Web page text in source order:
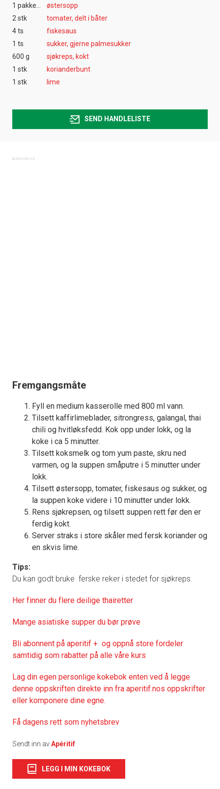
østersopp
2 stk
tomater, delt i båter
4 ts
fiskesaus
1 ts
sukker, gjerne palmesukker
600 g
sjøkreps, kokt
1 stk
korianderbunt
1 stk
lime
SEND HANDLELISTE
Fremgangsmåte
Fyll en medium kasserolle med 800 ml vann.
Tilsett kaffirlimeblader, sitrongress, galangal, thai
chili og hvitløksfedd. Kok opp under lokk, og la
koke i ca 5 minutter.
Tilsett koksmelk og tom yum paste, skru ned
varmen, og la suppen småputre i 5 minutter under
lokk.
Tilsett østersopp, tomater, fiskesaus og sukker, og
la suppen koke videre i 10 minutter under lokk.
Rens sjøkrepsen, og tilsett suppen rett før den er
ferdig kokt.
Server straks i store skåler med fersk koriander og
en skvis lime.
Tips:
Du kan godt bruke ferske reker i stedet for sjøkreps.
Her finner du flere deilige thairetter
Mange asiatiske supper du bør prøve
Bli abonnent på aperitif + og oppnå store fordeler
samtidig som rabatter på alle våre kurs
Lag din egen personlige kokebok enten ved å legge
denne oppskriften direkte inn fra aperitif.nos oppskrifter
eller komponere dine egne.
Få dagens rett som nyhetsbrev
Sendt inn avApéritif
LEGG I MIN KOKEBOK